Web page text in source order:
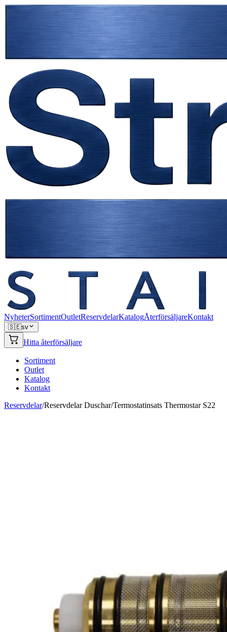
NyheterSortimentOutletReservdelarKatalogÅterförsäljareKontakt
🇸🇪sv
Hitta återförsäljare
Sortiment
Outlet
Katalog
Kontakt
Reservdelar/Reservdelar Duschar/Termostatinsats Thermostar S22